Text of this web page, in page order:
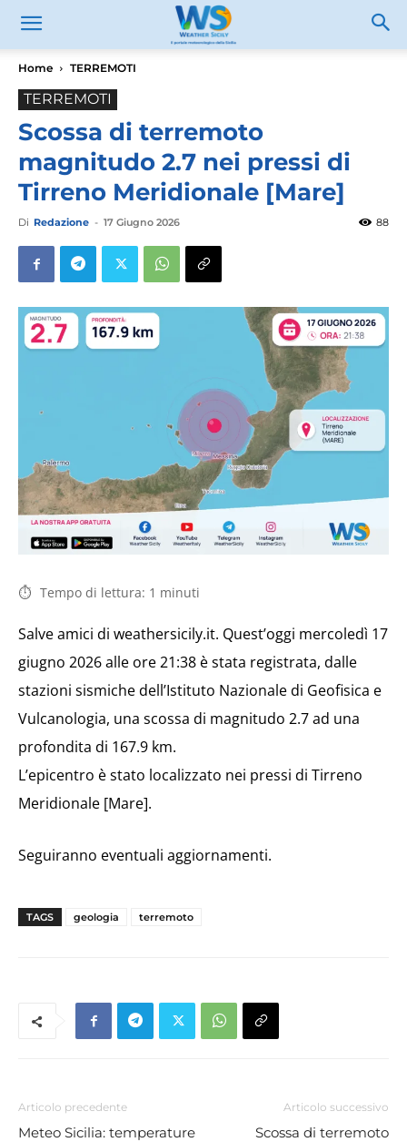
Home TERREMOTI
TERREMOTI
Scossa di terremoto
magnitudo 2.7 nei pressi di
Tirreno Meridionale [Mare]
Di Redazione - 17 Giugno 2026 88
Tempo di lettura: 1 minuti
Salve amici di weathersicily.it. Quest’oggi mercoledì 17
giugno 2026 alle ore 21:38 è stata registrata, dalle
stazioni sismiche dell’Istituto Nazionale di Geofisica e
Vulcanologia, una scossa di magnitudo 2.7 ad una
profondita di 167.9 km.
L’epicentro è stato localizzato nei pressi di Tirreno
Meridionale [Mare].
Seguiranno eventuali aggiornamenti.
TAGS geologia terremoto
Articolo precedente
Meteo Sicilia: temperature
Articolo successivo
Scossa di terremoto